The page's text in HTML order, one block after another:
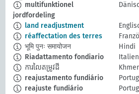
multifunktionel
jordfordeling
land readjustment
réaffectation des terres
भूमि पुनः समायोजन
Hindi
Riadattamento fondiario
ការលៃតម្រូវដី
Khmer
reajustamento fundiário
reajuste fundiário